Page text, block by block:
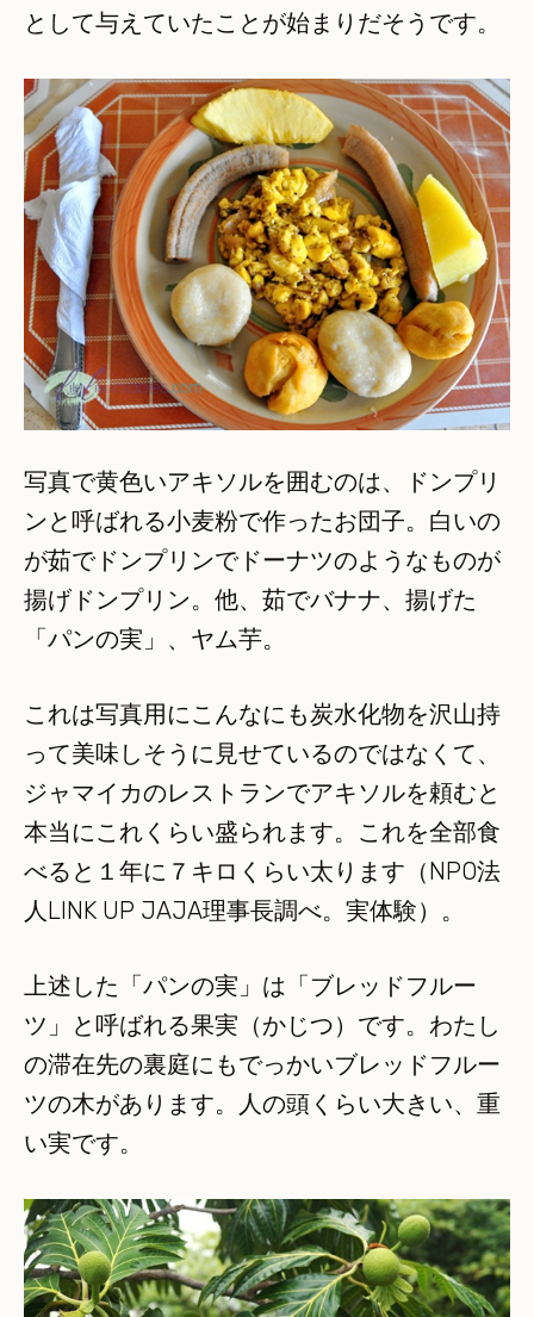
として与えていたことが始まりだそうです。
写真で黄色いアキソルを囲むのは、ドンプリ
ンと呼ばれる小麦粉で作ったお団子。白いの
が茹でドンプリンでドーナツのようなものが
揚げドンプリン。他、茹でバナナ、揚げた
「パンの実」、ヤム芋。
これは写真用にこんなにも炭水化物を沢山持
って美味しそうに見せているのではなくて、
ジャマイカのレストランでアキソルを頼むと
本当にこれくらい盛られます。これを全部食
べると１年に７キロくらい太ります（NPO法
人LINK UP JAJA理事長調べ。実体験）。
上述した「パンの実」は「ブレッドフルー
ツ」と呼ばれる果実（かじつ）です。わたし
の滞在先の裏庭にもでっかいブレッドフルー
ツの木があります。人の頭くらい大きい、重
い実です。